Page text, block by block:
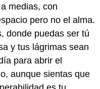
medias, con
pero no el alma.
donde puedas ser tú
y tus lágrimas sean
para abrir el
aunque sientas que